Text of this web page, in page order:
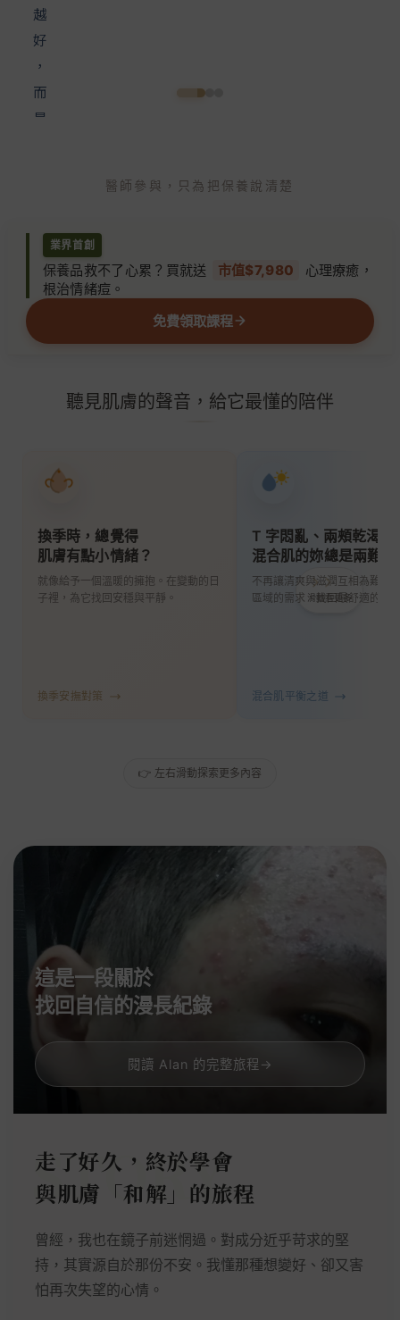
越
好
，
而
是
，
讓
來
專為痘肌設計
日常溫和呵護
溫和清潔
×精簡保養
穩定修護
嚴選把關安心
醫
Chi
醫師參與，只為把保養說清楚
每一支影片，都是負責任的衛教對話
業界首創
保養品救不了心累？買就送 市值$7,980
心理療癒，
根治情緒痘。
免費領取課程
聽見肌膚的聲音，給它最懂的陪伴
滑動看更多
換季時，總覺得
肌膚有點小情緒？
就像給予一個溫暖的擁抱。在變動的日
子裡，為它找回安穩與平靜。
換季安撫對策
T 字悶亂、兩頰乾渴，
混合肌的妳總是兩難？
不再讓清爽與滋潤互相為難。
區域的需求，找回最舒適的平
混合肌平衡之道
👉 左右滑動探索更多內容
走了好久，終於學會
與肌膚「和解」的旅程
曾經，我也在鏡子前迷惘過。對成分近乎苛求的堅
持，其實源自於那份不安。我懂那種想變好、卻又害
怕再次失望的心情。
這是一段關於
找回自信的漫長紀錄
閱讀 Alan 的完整旅程 →